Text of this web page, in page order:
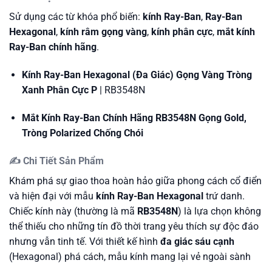
Sử dụng các từ khóa phổ biến: kính Ray-Ban, Ray-Ban
Hexagonal , kính râm gọng vàng, kính phân cực, mắt kính
Ray-Ban chính hãng.
Kính Ray-Ban Hexagonal (Đa Giác) Gọng Vàng Tròng
Xanh Phân Cực P| RB3548N
Mắt Kính Ray-Ban Chính Hãng RB3548N Gọng Gold,
Tròng Polarized Chống Chói
✍️ Chi Tiết Sản Phẩm
Khám phá sự giao thoa hoàn hảo giữa phong cách cổ điển
và hiện đại với mẫu kính Ray-Ban Hexagonal trứ danh.
Chiếc kính này (thường là mã RB3548N) là lựa chọn không
thể thiếu cho những tín đồ thời trang yêu thích sự độc đáo
nhưng vẫn tinh tế. Với thiết kế hình đa giác sáu cạnh
(Hexagonal) phá cách, mẫu kính mang lại vẻ ngoài sành